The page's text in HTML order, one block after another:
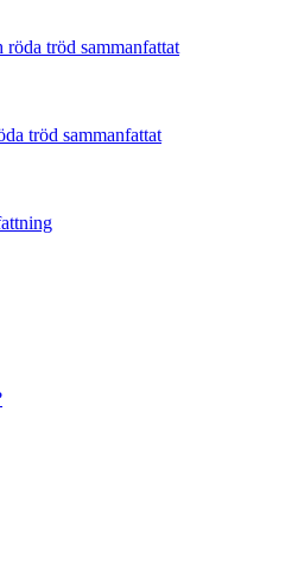
röda tröd sammanfattat
tröd sammanfattat